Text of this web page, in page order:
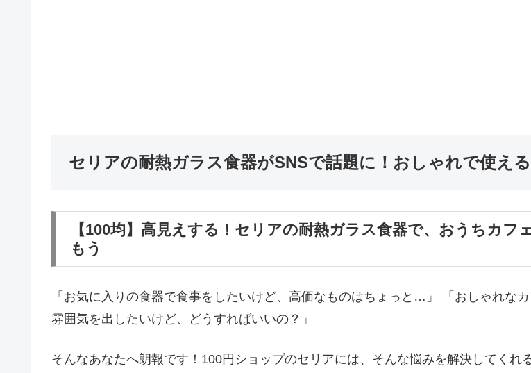
セリアの耐熱ガラス食器がSNSで話題に！おしゃれで使える
【100均】高見えする！セリアの耐熱ガラス食器で、おうちカフ
もう
「お気に入りの食器で食事をしたいけど、高価なものはちょっと…」 「おしゃれな
雰囲気を出したいけど、どうすればいいの？」
そんなあなたへ朗報です！100円ショップのセリアには、そんな悩みを解決してくれ